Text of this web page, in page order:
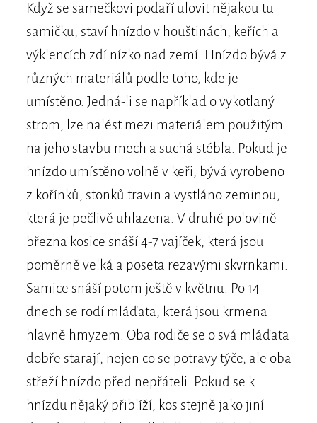
Když se samečkovi podaří ulovit nějakou tu
samičku, staví hnízdo v houštinách, keřích a
výklencích zdí nízko nad zemí. Hnízdo bývá z
různých materiálů podle toho, kde je
umístěno. Jedná-li se například o vykotlaný
strom, lze nalést mezi materiálem použitým
na jeho stavbu mech a suchá stébla. Pokud je
hnízdo umístěno volně v keři, bývá vyrobeno
z kořínků, stonků travin a vystláno zeminou,
která je pečlivě uhlazena. V druhé polovině
března kosice snáší 4-7 vajíček, která jsou
poměrně velká a poseta rezavými skvrnkami.
Samice snáší potom ještě v květnu. Po 14
dnech se rodí mláďata, která jsou krmena
hlavně hmyzem. Oba rodiče se o svá mláďata
dobře starají, nejen co se potravy týče, ale oba
střeží hnízdo před nepřáteli. Pokud se k
hnízdu nějaký přiblíží, kos stejně jako jiní